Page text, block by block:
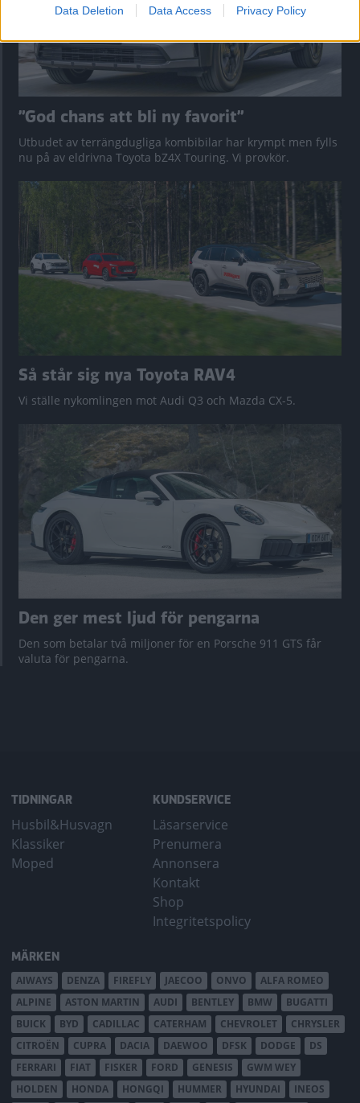
Data Deletion Data Access Privacy Policy
”God chans att bli ny favorit”
Utbudet av terrängdugliga kombibilar har krympt men fylls
nu på av eldrivna Toyota bZ4X Touring. Vi provkör.
Så står sig nya Toyota RAV4
Vi ställe nykomlingen mot Audi Q3 och Mazda CX-5.
Den ger mest ljud för pengarna
Den som betalar två miljoner för en Porsche 911 GTS får
valuta för pengarna.
TIDNINGAR
Husbil&Husvagn
Klassiker
Moped
KUNDSERVICE
Läsarservice
Prenumera
Annonsera
Kontakt
Shop
Integritetspolicy
MÄRKEN
AIWAYS DENZA FIREFLY JAECOO ONVO
ALFA ROMEO
ALPINE
ASTON MARTIN AUDI BENTLEY BMW
BUGATTI
BUICK
BYD CADILLAC CATERHAM CHEVROLET
CHRYSLER
CITROËN
CUPRA DACIA DAEWOO DFSK DODGE
DS
FERRARI
FIAT FISKER FORD GENESIS
GWM WEY
HOLDEN
HONDA HONGQI HUMMER HYUNDAI INEOS